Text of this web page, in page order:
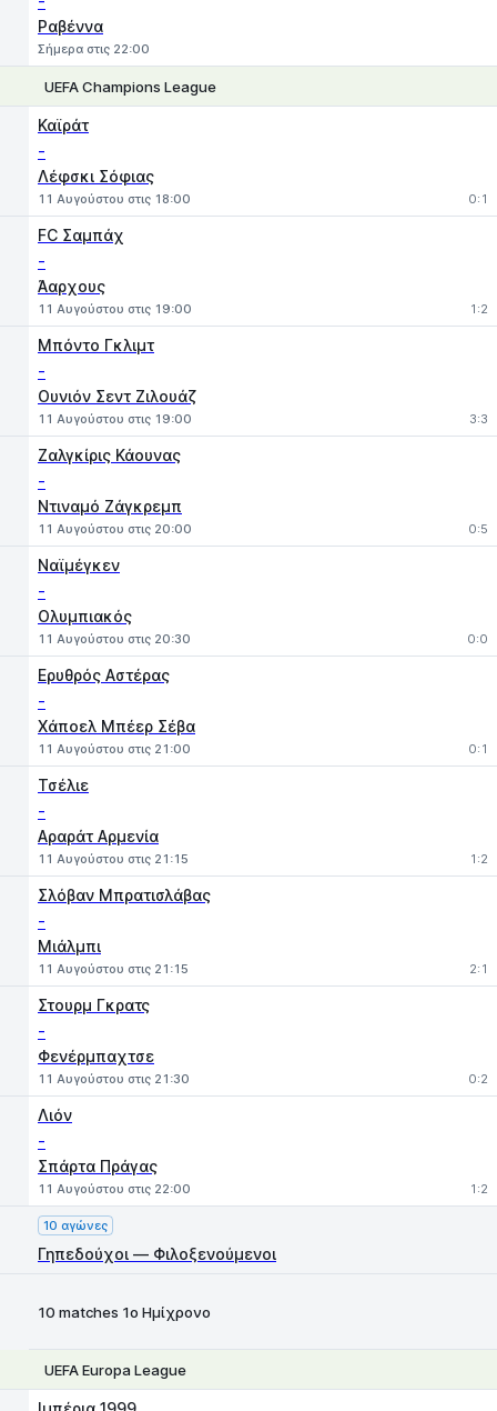
Ραβέννα
Σήμερα στις 22:00
UEFA Champions League
Καϊράτ
-
Λέφσκι Σόφιας
11 Αυγούστου στις 18:00 0:1
FC Σαμπάχ
-
Άαρχους
11 Αυγούστου στις 19:00 1:2
Μπόντο Γκλιμτ
-
Ουνιόν Σεντ Ζιλουάζ
11 Αυγούστου στις 19:00 3:3
Ζαλγκίρις Κάουνας
-
Ντιναμό Ζάγκρεμπ
11 Αυγούστου στις 20:00 0:5
Ναϊμέγκεν
-
Ολυμπιακός
11 Αυγούστου στις 20:30 0:0
Ερυθρός Αστέρας
-
Χάποελ Μπέερ Σέβα
11 Αυγούστου στις 21:00 0:1
Τσέλιε
-
Αραράτ Αρμενία
11 Αυγούστου στις 21:15 1:2
Σλόβαν Μπρατισλάβας
-
Μιάλμπι
11 Αυγούστου στις 21:15 2:1
Στουρμ Γκρατς
-
Φενέρμπαχτσε
11 Αυγούστου στις 21:30 0:2
Λιόν
-
Σπάρτα Πράγας
11 Αυγούστου στις 22:00 1:2
10 αγώνες
Γηπεδούχοι — Φιλοξενούμενοι
10 matches 1ο Ημίχρονο
UEFA Europa League